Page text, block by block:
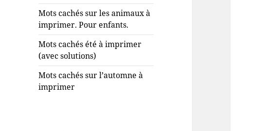
Mots cachés sur les animaux à
imprimer. Pour enfants.
Mots cachés été à imprimer
(avec solutions)
Mots cachés sur l’automne à
imprimer